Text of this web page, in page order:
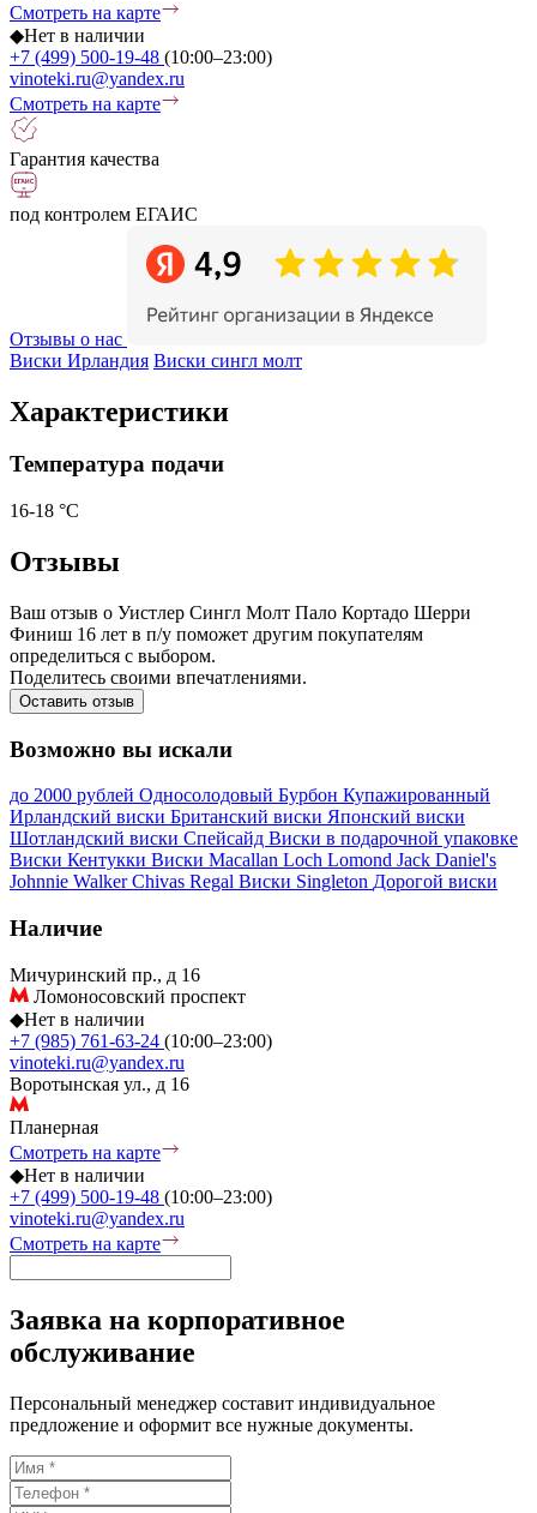
Смотреть на карте
◆Нет в наличии
+7 (499) 500-19-48 (10:00–23:00)
vinoteki.ru@yandex.ru
Смотреть на карте
Гарантия качества
под контролем ЕГАИС
Отзывы о нас
Виски Ирландия Виски сингл молт
Характеристики
Температура подачи
16-18 °С
Отзывы
Ваш отзыв о Уистлер Сингл Молт Пало Кортадо Шерри
Финиш 16 лет в п/у поможет другим покупателям
определиться с выбором.
Поделитесь своими впечатлениями.
Оставить отзыв
Возможно вы искали
до 2000 рублей Односолодовый Бурбон Купажированный
Ирландский виски Британский виски Японский виски
Шотландский виски Спейсайд Виски в подарочной упаковке
Виски Кентукки Виски Macallan Loch Lomond Jack Daniel's
Johnnie WalkerChivas Regal Виски Singleton Дорогой виски
Наличие
Мичуринский пр., д 16
Ломоносовский проспект
◆Нет в наличии
+7 (985) 761-63-24 (10:00–23:00)
vinoteki.ru@yandex.ru
Воротынская ул., д 16
Планерная
Смотреть на карте
◆Нет в наличии
+7 (499) 500-19-48 (10:00–23:00)
vinoteki.ru@yandex.ru
Смотреть на карте
Заявка на корпоративное
обслуживание
Персональный менеджер составит индивидуальное
предложение и оформит все нужные документы.